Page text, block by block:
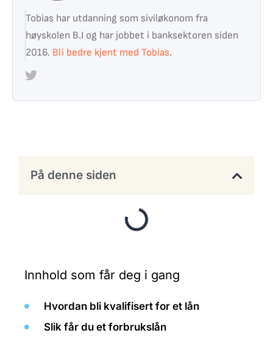
Tobias har utdanning som siviløkonom fra
høyskolen B.I og har jobbet i banksektoren siden
2016. Bli bedre kjent med Tobias.
På denne siden
Innhold som får deg i gang
Hvordan bli kvalifisert for et lån
Slik får du et forbrukslån